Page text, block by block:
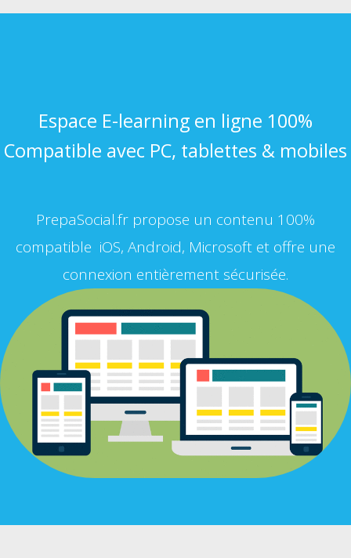
Espace E-learning en ligne 100%
Compatible avec PC, tablettes & mobiles
PrepaSocial.fr propose un contenu 100%
compatible iOS, Android, Microsoft et offre une
connexion entièrement sécurisée.